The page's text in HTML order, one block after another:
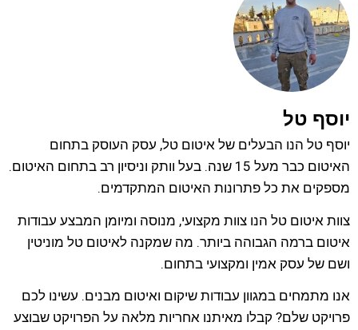
יוסף טל
יוסף טל הנו הבעלים של איטום טל, עסק העוסק בתחום
האיטום כבר מעל 15 שנה. בעל וותק וניסיון רב בתחום האיטום.
מספקים את כל פתרונות האיטום המתקדמים.
צוות איטום טל הנו צוות מקצועי, מנוסה ומיומן המבצע עבודות
איטום ברמה הגבוהה ביותר. מה שמקנה לאיטום טל מוניטין
ושם של עסק אמין ומקצועי בתחום.
אנו מתמחים במגוון עבודות שיקום ואיטום מבנים. עשינו לכם
פרויקט שלם? קבלו מאיתנו אחריות מלאה על הפרויקט שבוצע